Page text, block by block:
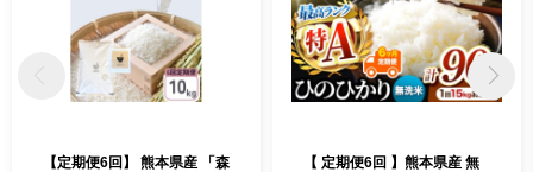
【定期便6回】 熊本県産 「森
【 定期便6回 】熊本県産 無